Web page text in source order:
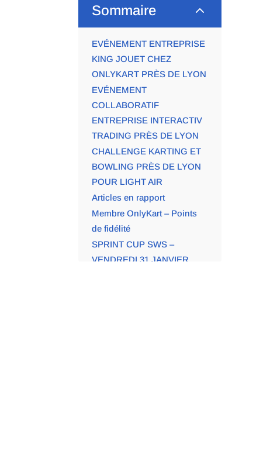
Sommaire 2
EVÉNEMENT ENTREPRISE
KING JOUET CHEZ
ONLYKART PRÈS DE LYON
EVÉNEMENT
COLLABORATIF
ENTREPRISE INTERACTIV
TRADING PRÈS DE LYON
CHALLENGE KARTING ET
BOWLING PRÈS DE LYON
POUR LIGHT AIR
Articles en rapport
Membre OnlyKart – Points
de fidélité
SPRINT CUP SWS –
VENDREDI 31 JANVIER